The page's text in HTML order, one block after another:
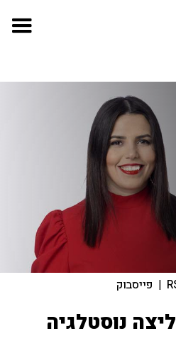
| פייסבוק
נוסטלגיה